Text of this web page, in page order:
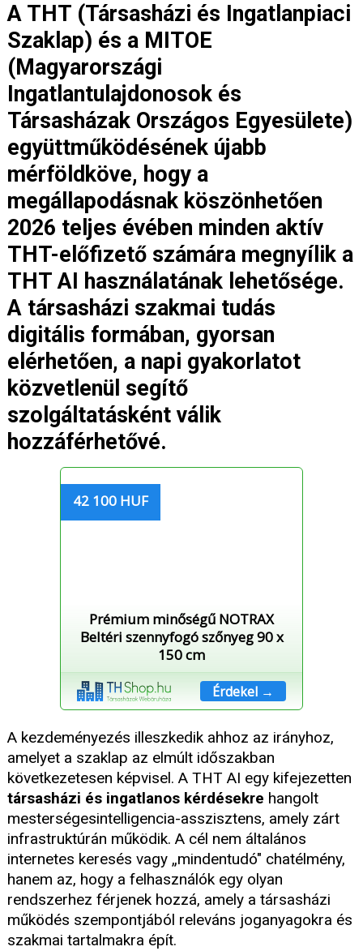
A THT (Társasházi és Ingatlanpiaci
Szaklap) és a MITOE
(Magyarországi
Ingatlantulajdonosok és
Társasházak Országos Egyesülete)
együttműködésének újabb
mérföldköve, hogy a
megállapodásnak köszönhetően
2026 teljes évében minden aktív
THT-előfizető számára megnyílik a
THT AI használatának lehetősége.
A társasházi szakmai tudás
digitális formában, gyorsan
elérhetően, a napi gyakorlatot
közvetlenül segítő
szolgáltatásként válik
hozzáférhetővé.
42 100 HUF
Prémium minőségű NOTRAX
Beltéri szennyfogó szőnyeg 90 x
150 cm
Érdekel →
A kezdeményezés illeszkedik ahhoz az irányhoz,
amelyet a szaklap az elmúlt időszakban
következetesen képvisel. A THT AI egy kifejezetten
társasházi és ingatlanos kérdésekre hangolt
mesterségesintelligencia-asszisztens, amely zárt
infrastruktúrán működik. A cél nem általános
internetes keresés vagy „mindentudó" chatélmény,
hanem az, hogy a felhasználók egy olyan
rendszerhez férjenek hozzá, amely a társasházi
működés szempontjából releváns joganyagokra és
szakmai tartalmakra épít.